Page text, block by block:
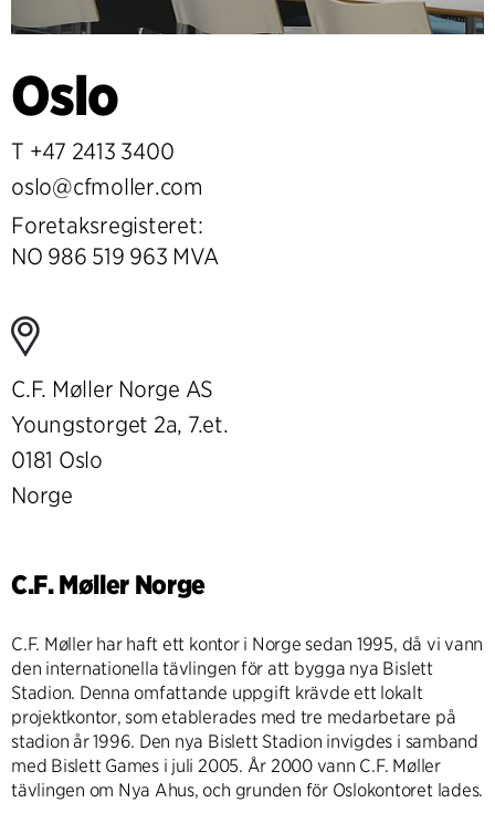
Oslo
T +47 2413 3400
oslo@cfmoller.com
Foretaksregisteret:
NO 986 519 963 MVA
C.F. Møller Norge AS
Youngstorget 2a, 7.et.
0181 Oslo
Norge
C.F. Møller Norge
C.F. Møller har haft ett kontor i Norge sedan 1995, då vi vann
den internationella tävlingen för att bygga nya Bislett
Stadion. Denna omfattande uppgift krävde ett lokalt
projektkontor, som etablerades med tre medarbetare på
stadion år 1996. Den nya Bislett Stadion invigdes i samband
med Bislett Games i juli 2005. År 2000 vann C.F. Møller
tävlingen om Nya Ahus, och grunden för Oslokontoret lades.